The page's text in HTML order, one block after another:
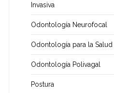
Invasiva
Odontología Neurofocal
Odontología para la Salud
Odontología Polivagal
Postura